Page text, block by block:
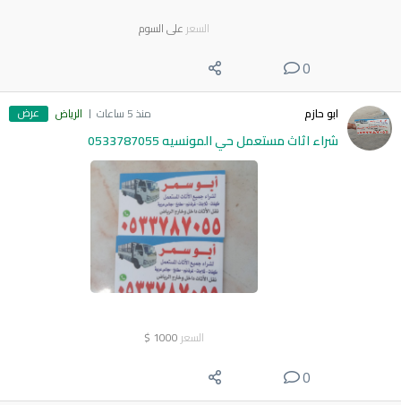
السعر على السوم
0
ابو حازم منذ 5 ساعات الرياض عرض
شراء اثاث مستعمل حي المونسيه 0533787055
السعر 1000
$
0